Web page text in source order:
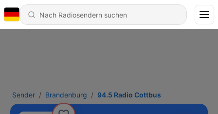
Sender Brandenburg 94.5 Radio Cottbus